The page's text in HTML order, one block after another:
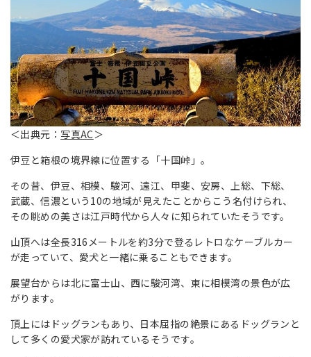
＜出典元： 写真AC＞
伊豆と箱根の境界線に位置する「十国峠」。
その昔、伊豆、相模、駿河、遠江、甲斐、安房、上総、下総、
武蔵、信濃という10の地域が見えたことからこう名付けられ、
その眺めの美さは江戸時代から人々に知られていたそうです。
山頂へは全長316メートルを約3分で登るレトロなケーブルカー
が走っていて、愛犬と一緒に乗ることもできます。
展望台からは北に富士山、西に駿河湾、東に相模湾の景色が広
がります。
頂上にはドッグランもあり、日本屈指の絶景にあるドッグランと
して多くの愛犬家が訪れているそうです。